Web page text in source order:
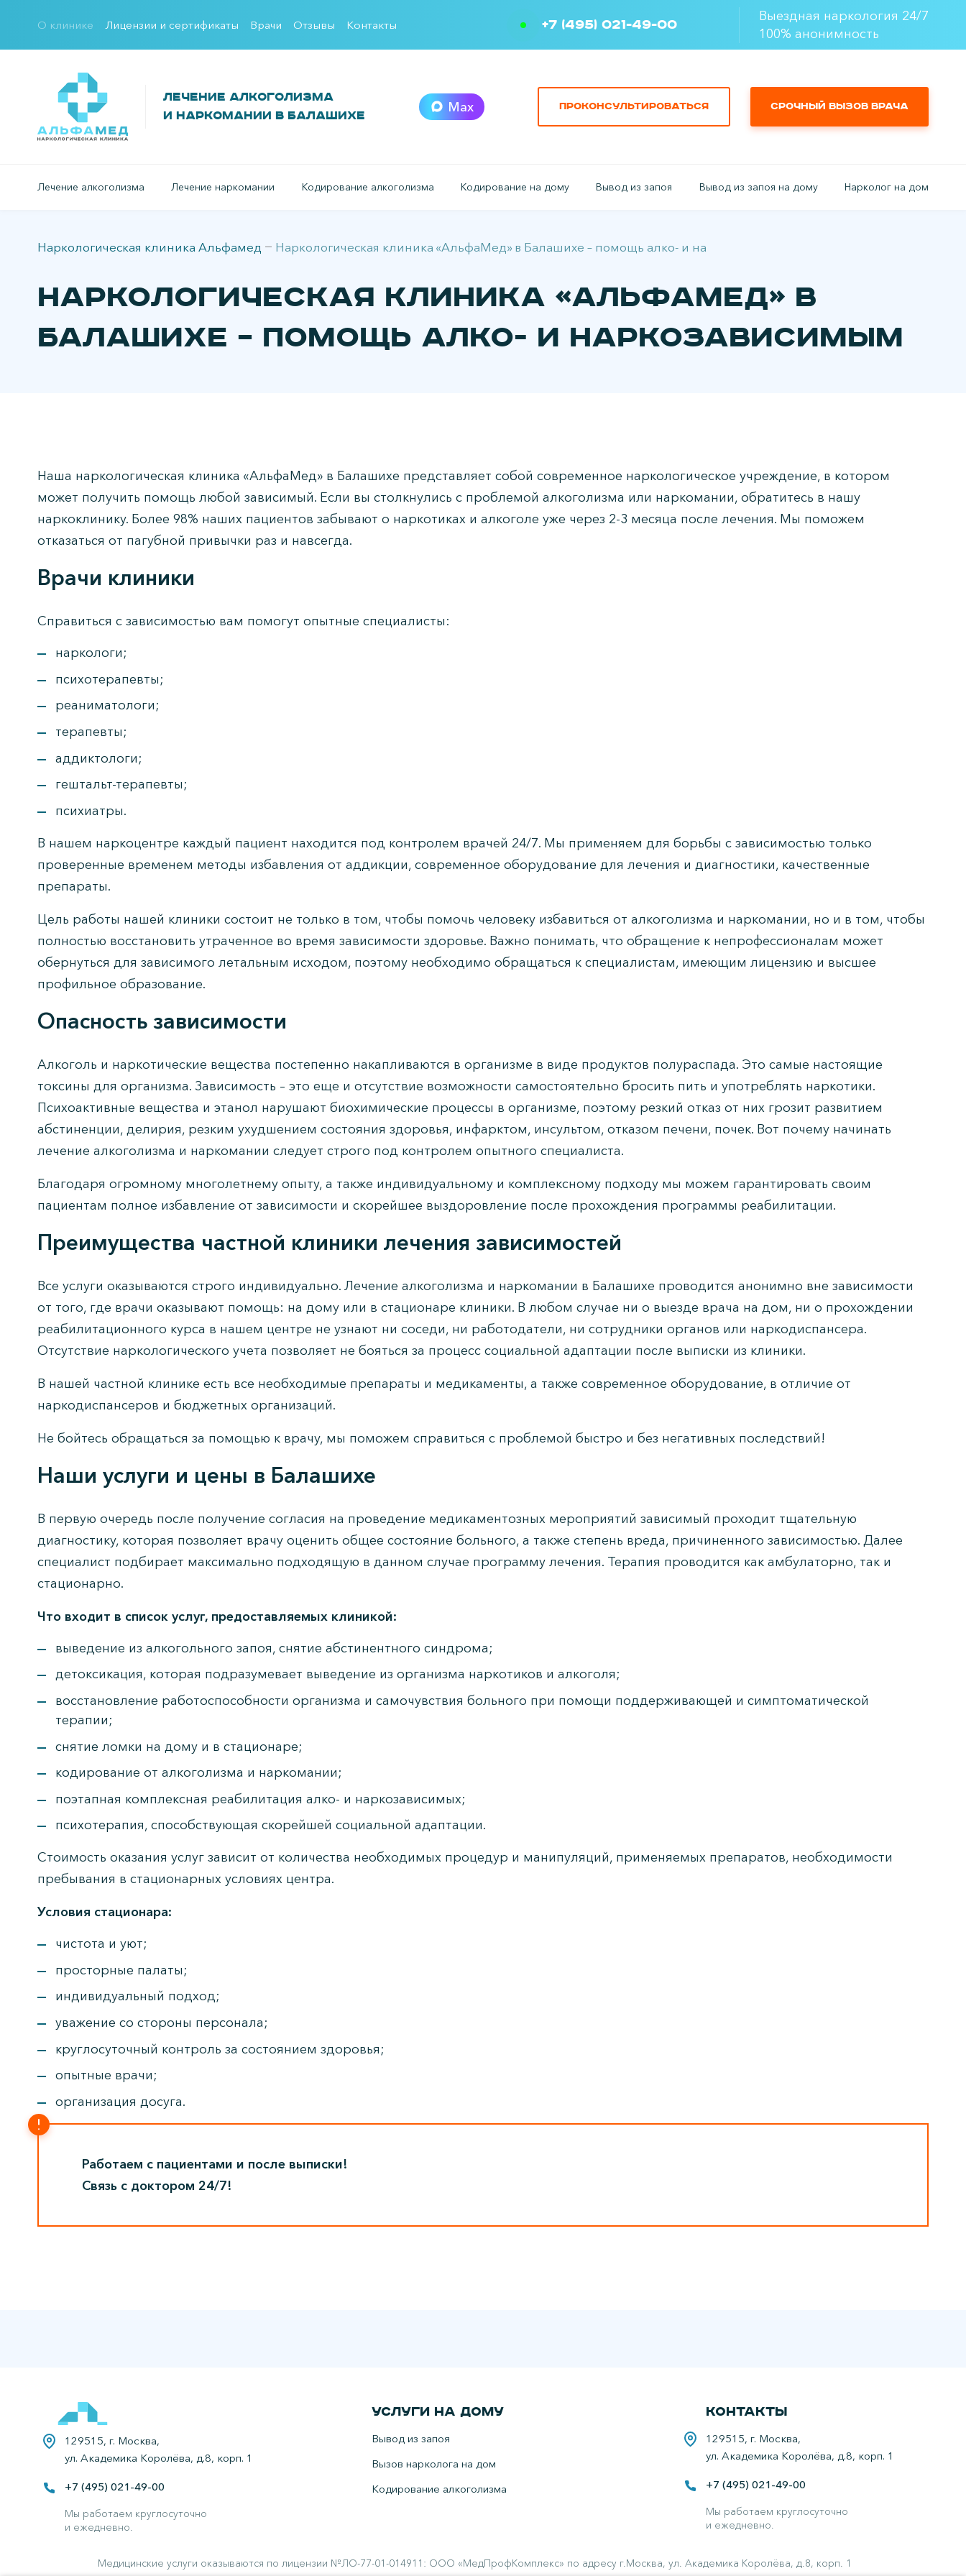
О клинике Лицензии и сертификаты Врачи Отзывы Контакты +7 (495) 021-49-00
Выездная наркология 24/7
100% анонимность
Лечение алкоголизма
и наркомании в Балашихе
Max Проконсультироваться Срочный вызов врача
Лечение алкоголизма Лечение наркомании Кодирование алкоголизма Кодирование на дому Вывод из запоя Вывод из запоя на дому Нарколог на дом
Наркологическая клиника Альфамед Наркологическая клиника «АльфаМед» в Балашихе – помощь алко- и наркозависимым
Наркологическая клиника «АльфаМед» в
Балашихе – помощь алко- и наркозависимым
Наша наркологическая клиника «АльфаМед» в Балашихе представляет собой современное наркологическое учреждение, в котором
может получить помощь любой зависимый. Если вы столкнулись с проблемой алкоголизма или наркомании, обратитесь в нашу
наркоклинику. Более 98% наших пациентов забывают о наркотиках и алкоголе уже через 2-3 месяца после лечения. Мы поможем
отказаться от пагубной привычки раз и навсегда.
Врачи клиники
Справиться с зависимостью вам помогут опытные специалисты:
наркологи;
психотерапевты;
реаниматологи;
терапевты;
аддиктологи;
гештальт-терапевты;
психиатры.
В нашем наркоцентре каждый пациент находится под контролем врачей 24/7. Мы применяем для борьбы с зависимостью только
проверенные временем методы избавления от аддикции, современное оборудование для лечения и диагностики, качественные
препараты.
Цель работы нашей клиники состоит не только в том, чтобы помочь человеку избавиться от алкоголизма и наркомании, но и в том, чтобы
полностью восстановить утраченное во время зависимости здоровье. Важно понимать, что обращение к непрофессионалам может
обернуться для зависимого летальным исходом, поэтому необходимо обращаться к специалистам, имеющим лицензию и высшее
профильное образование.
Опасность зависимости
Алкоголь и наркотические вещества постепенно накапливаются в организме в виде продуктов полураспада. Это самые настоящие
токсины для организма. Зависимость – это еще и отсутствие возможности самостоятельно бросить пить и употреблять наркотики.
Психоактивные вещества и этанол нарушают биохимические процессы в организме, поэтому резкий отказ от них грозит развитием
абстиненции, делирия, резким ухудшением состояния здоровья, инфарктом, инсультом, отказом печени, почек. Вот почему начинать
лечение алкоголизма и наркомании следует строго под контролем опытного специалиста.
Благодаря огромному многолетнему опыту, а также индивидуальному и комплексному подходу мы можем гарантировать своим
пациентам полное избавление от зависимости и скорейшее выздоровление после прохождения программы реабилитации.
Преимущества частной клиники лечения зависимостей
Все услуги оказываются строго индивидуально. Лечение алкоголизма и наркомании в Балашихе проводится анонимно вне зависимости
от того, где врачи оказывают помощь: на дому или в стационаре клиники. В любом случае ни о выезде врача на дом, ни о прохождении
реабилитационного курса в нашем центре не узнают ни соседи, ни работодатели, ни сотрудники органов или наркодиспансера.
Отсутствие наркологического учета позволяет не бояться за процесс социальной адаптации после выписки из клиники.
В нашей частной клинике есть все необходимые препараты и медикаменты, а также современное оборудование, в отличие от
наркодиспансеров и бюджетных организаций.
Не бойтесь обращаться за помощью к врачу, мы поможем справиться с проблемой быстро и без негативных последствий!
Наши услуги и цены в Балашихе
В первую очередь после получение согласия на проведение медикаментозных мероприятий зависимый проходит тщательную
диагностику, которая позволяет врачу оценить общее состояние больного, а также степень вреда, причиненного зависимостью. Далее
специалист подбирает максимально подходящую в данном случае программу лечения. Терапия проводится как амбулаторно, так и
стационарно.
Что входит в список услуг, предоставляемых клиникой:
выведение из алкогольного запоя, снятие абстинентного синдрома;
детоксикация, которая подразумевает выведение из организма наркотиков и алкоголя;
восстановление работоспособности организма и самочувствия больного при помощи поддерживающей и симптоматической
терапии;
снятие ломки на дому и в стационаре;
кодирование от алкоголизма и наркомании;
поэтапная комплексная реабилитация алко- и наркозависимых;
психотерапия, способствующая скорейшей социальной адаптации.
Стоимость оказания услуг зависит от количества необходимых процедур и манипуляций, применяемых препаратов, необходимости
пребывания в стационарных условиях центра.
Условия стационара:
чистота и уют;
просторные палаты;
индивидуальный подход;
уважение со стороны персонала;
круглосуточный контроль за состоянием здоровья;
опытные врачи;
организация досуга.
Работаем с пациентами и после выписки!
Связь с доктором 24/7!
129515, г. Москва,
ул. Академика Королёва, д.8, корп. 1
+7 (495) 021-49-00
Мы работаем круглосуточно
и ежедневно.
Все права защищены.
Наркологическая клиника в Балашихе.
Услуги на дому
Вывод из запоя
Вызов нарколога на дом
Кодирование алкоголизма
Контакты
129515, г. Москва,
ул. Академика Королёва, д.8, корп. 1
+7 (495) 021-49-00
Мы работаем круглосуточно
и ежедневно.
Медицинские услуги оказываются по лицензии №ЛО-77-01-014911: ООО «МедПрофКомплекс» по адресу г.Москва, ул. Академика Королёва, д.8, корп. 1